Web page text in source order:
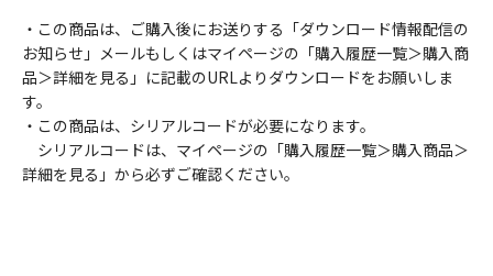
・この商品は、ご購入後にお送りする「ダウンロード情報配信の
お知らせ」メールもしくはマイページの「購入履歴一覧＞購入商
品＞詳細を見る」に記載のURLよりダウンロードをお願いしま
す。
・この商品は、シリアルコードが必要になります。
シリアルコードは、マイページの「購入履歴一覧＞購入商品＞
詳細を見る」から必ずご確認ください。